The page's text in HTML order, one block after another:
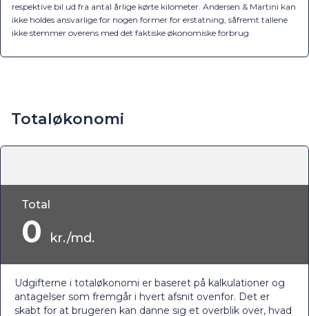
respektive bil ud fra antal årlige kørte kilometer. Andersen & Martini kan
ikke holdes ansvarlige for nogen former for erstatning, såfremt tallene
ikke stemmer overens med det faktiske økonomiske forbrug
Totaløkonomi
Udgifterne i totaløkonomi er baseret på kalkulationer og
antagelser som fremgår i hvert afsnit ovenfor. Det er
skabt for at brugeren kan danne sig et overblik over, hvad
Total
0 kr./md.